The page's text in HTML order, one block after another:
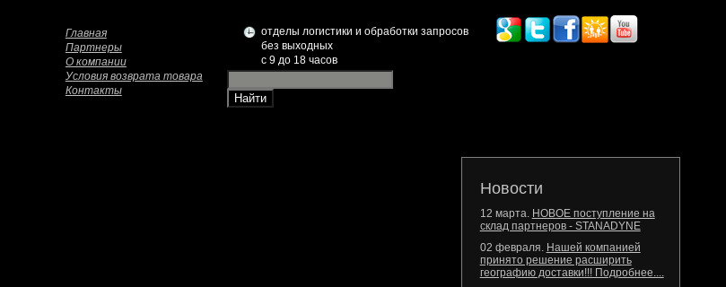
Главная
Партнеры
О компании
Условия возврата товара
Контакты
отделы логистики и обработки запросов
без выходных
c 9 до 18 часов
Новости
12 марта. НОВОЕ поступление на
склад партнеров - STANADYNE
02 февраля. Нашей компанией
принято решение расширить
географию доставки!!! Подробнее....